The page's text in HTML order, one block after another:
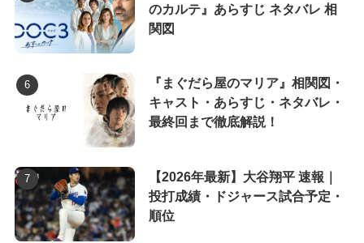
のカルテ』あらすじ ネタバレ 相
関図
『まぐだら屋のマリア』相関図・
キャスト・あらすじ・ネタバレ・
最終回まで徹底解説！
【2026年最新】大谷翔平 速報｜
投打成績・ドジャース試合予定・
順位